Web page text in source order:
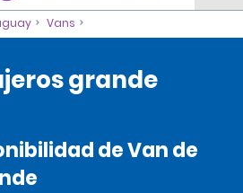
Vans
grande
de Van de